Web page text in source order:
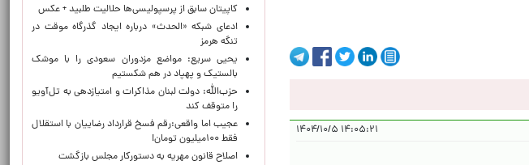
۱۴:۰۵:۲۱ ۱۴۰۴/۱۰/۵
کاپیتان سابق از پرسپولیسی‌ها حلالیت طلبید + عکس
ادعای شبکه «الحدث» درباره ایجاد گذرگاه موقت در
تنگه هرمز
یحیی سریع: مواضع مزدوران سعودی را با موشک
بالستیک و پهپاد در هم شکستیم
حزب‌الله: دولت لبنان مذاکرات و امتیازدهی به تل‌آویو
را متوقف کند
عجیب اما واقعی:رقم فسخ قرارداد رضاییان با استقلال
فقط ۱۰۰میلیون تومان!
اصلاح قانون مهریه به دستورکار مجلس بازگشت